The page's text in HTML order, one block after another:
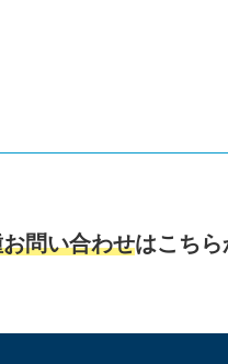
問い合わせはこちら